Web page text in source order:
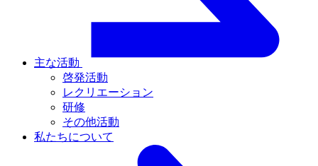
主な活動
啓発活動
レクリエーション
研修
その他活動
私たちについて